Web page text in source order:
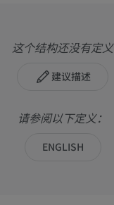
这个结构还没有定义
建议描述
请参阅以下定义：
ENGLISH